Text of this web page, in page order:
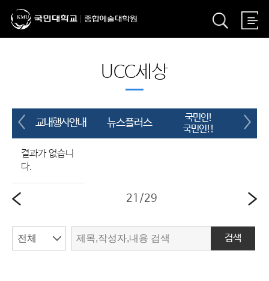
UCC세상
교내행사안내 뉴스플러스
국민인!
국민인!!
결과가 없습니
다.
21 /29
검색